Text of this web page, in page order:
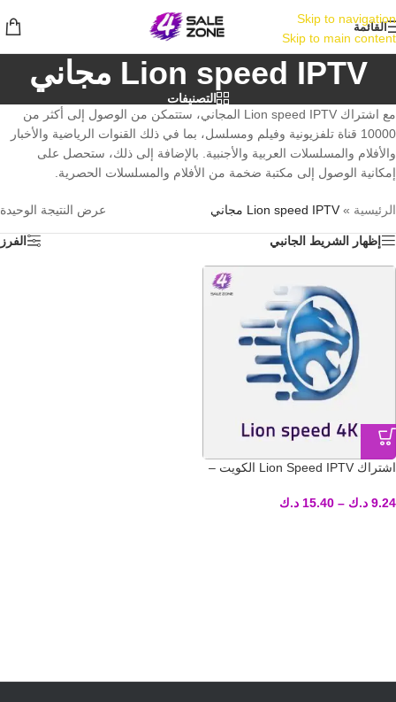
Skip to navigation
Skip to main content
القائمة
Lion speed IPTV مجاني
التصنيفات
مع اشتراك Lion speed IPTV المجاني، ستتمكن من الوصول إلى أكثر من
10000 قناة تلفزيونية وفيلم ومسلسل، بما في ذلك القنوات الرياضية والأخبار
والأفلام والمسلسلات العربية والأجنبية. بالإضافة إلى ذلك، ستحصل على
إمكانية الوصول إلى مكتبة ضخمة من الأفلام والمسلسلات الحصرية.
الرئيسية » Lion speed IPTV مجاني عرض النتيجة الوحيدة
إظهار الشريط الجانبي الفرز
اشتراك Lion Speed IPTV الكويت –
9.24 د.ك –
15.40 د.ك